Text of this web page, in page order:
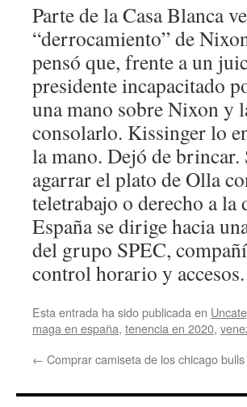
Parte de la Casa Blanca
“derrocamiento” de
pensó que, frente a un
presidente incapacitado
una mano sobre Nixon y
consolarlo. Kissinger lo
la mano. Dejó de
agarrar el plato de Olla
teletrabajo o derecho a
España se dirige hacia
del grupo SPEC,
control horario y accesos.
Esta entrada ha sido publicada en
maga en españa, tenencia en 2020,
← Comprar camiseta de los chicago bulls